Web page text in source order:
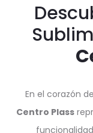
En el corazón
Centro Plass